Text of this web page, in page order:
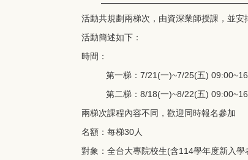
活動共規劃兩梯次，由資深業師授課，並
活動簡述如下：
時間：
第一梯：7/21(一)~7/25(五)
第二梯：8/18(一)~8/22(五)
兩梯次課程內容不同，歡迎同時報名參加
名額：每梯30人
對象：全台大專院校生(含114學年度新入學